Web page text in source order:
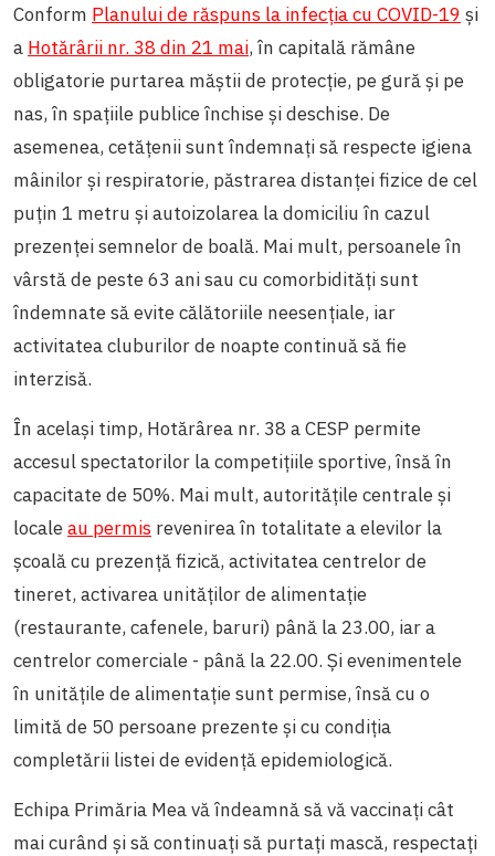
Conform Planului de răspuns la infecția cu COVID-19 și
a Hotărârii nr. 38 din 21 mai, în capitală rămâne
obligatorie purtarea măștii de protecție, pe gură și pe
nas, în spațiile publice închise și deschise. De
asemenea, cetățenii sunt îndemnați să respecte igiena
mâinilor și respiratorie, păstrarea distanței fizice de cel
puțin 1 metru și autoizolarea la domiciliu în cazul
prezenței semnelor de boală. Mai mult, persoanele în
vârstă de peste 63 ani sau cu comorbidități sunt
îndemnate să evite călătoriile neesențiale, iar
activitatea cluburilor de noapte continuă să fie
interzisă.
În același timp, Hotărârea nr. 38 a CESP permite
accesul spectatorilor la competițiile sportive, însă în
capacitate de 50%. Mai mult, autoritățile centrale și
localeau permis revenirea în totalitate a elevilor la
școală cu prezență fizică, activitatea centrelor de
tineret, activarea unităților de alimentație
(restaurante, cafenele, baruri) până la 23.00, iar a
centrelor comerciale - până la 22.00. Și evenimentele
în unitățile de alimentație sunt permise, însă cu o
limită de 50 persoane prezente și cu condiția
completării listei de evidență epidemiologică.
Echipa Primăria Mea vă îndeamnă să vă vaccinați cât
mai curând și să continuați să purtați mască, respectați